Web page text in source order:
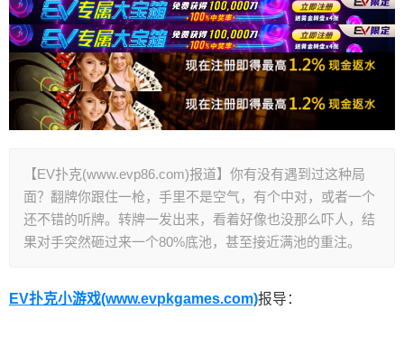
【EV扑克(www.evp86.com)报道】你有没有遇到过这种局
面？翻牌你跟住一枪，手里不是空气，有个中对，或者一个
还不错的听牌。转牌一发出来，看着好像也没那么吓人，结
果对手突然砸过来一个80%底池，甚至接近满池的重注。
EV扑克小游戏(www.evpkgames.com)报导：